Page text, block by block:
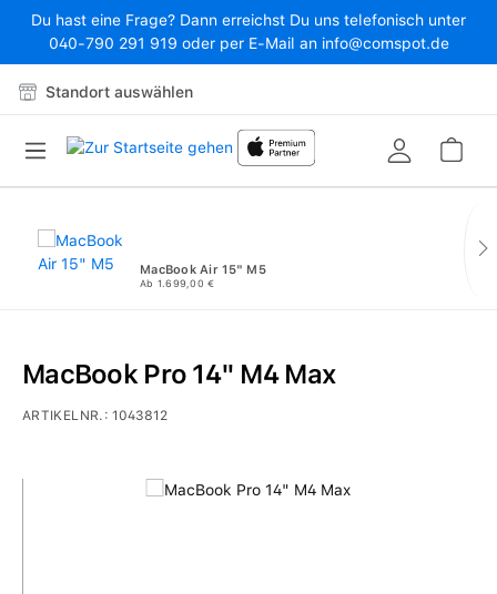
Zum Hauptinhalt springen
Du hast eine Frage? Dann erreichst Du uns telefonisch unter
040-790 291 919 oder per E-Mail an info@comspot.de
Standort auswählen
MacBook Air 15" M5
Ab 1.699,00 €
Bildergalerie überspringen
MacBook Pro 14" M4 Max
ARTIKELNR.:1043812